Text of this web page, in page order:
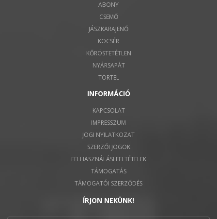
ABONY
CSEMŐ
JÁSZKARAJENŐ
KOCSÉR
KŐRÖSTETÉTLEN
NYÁRSAPÁT
TÖRTEL
INFORMÁCIÓ
KAPCSOLAT
IMPRESSZUM
JOGI NYILATKOZAT
SZERZŐI JOGOK
FELHASZNÁLÁSI FELTÉTELEK
TÁMOGATÁS
TÁMOGATÓI SZERZŐDÉS
ÍRJON NEKÜNK!